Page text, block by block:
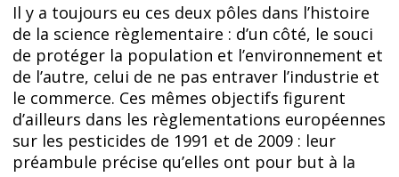
Il y a toujours eu ces deux pôles dans l’histoire
de la science règlementaire : d’un côté, le souci
de protéger la population et l’environnement et
de l’autre, celui de ne pas entraver l’industrie et
le commerce. Ces mêmes objectifs figurent
d’ailleurs dans les règlementations européennes
sur les pesticides de 1991 et de 2009 : leur
préambule précise qu’elles ont pour but à la